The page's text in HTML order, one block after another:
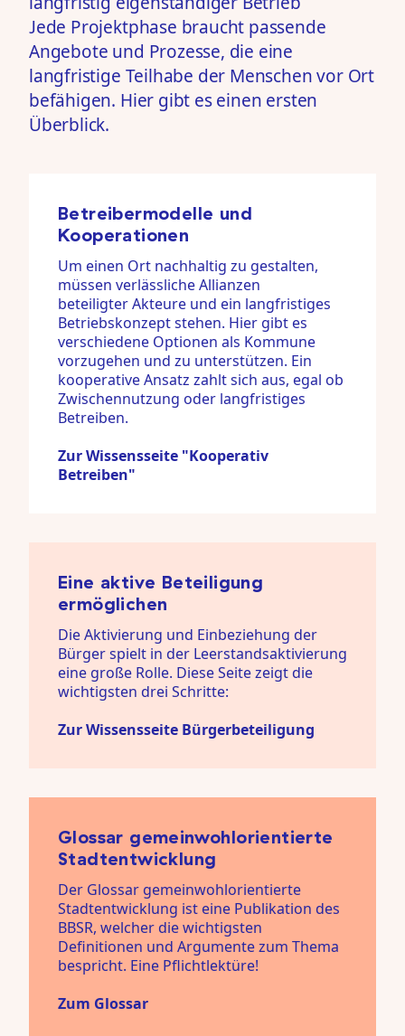
Jede Projektphase braucht passende
Angebote und Prozesse, die eine
langfristige Teilhabe der Menschen vor Ort
befähigen. Hier gibt es einen ersten
Überblick.
Betreibermodelle und
Kooperationen
Um einen Ort nachhaltig zu gestalten,
müssen verlässliche Allianzen
beteiligter Akteure und ein langfristiges
Betriebskonzept stehen. Hier gibt es
verschiedene Optionen als Kommune
vorzugehen und zu unterstützen. Ein
kooperative Ansatz zahlt sich aus, egal ob
Zwischennutzung oder langfristiges
Betreiben.
Zur Wissensseite "Kooperativ
Betreiben"
Eine aktive Beteiligung
ermöglichen
Die Aktivierung und Einbeziehung der
Bürger spielt in der Leerstandsaktivierung
eine große Rolle. Diese Seite zeigt die
wichtigsten drei Schritte:
Zur Wissensseite Bürgerbeteiligung
Glossar gemeinwohlorientierte
Stadtentwicklung
Der Glossar gemeinwohlorientierte
Stadtentwicklung ist eine Publikation des
BBSR, welcher die wichtigsten
Definitionen und Argumente zum Thema
bespricht. Eine Pflichtlektüre!
Zum Glossar